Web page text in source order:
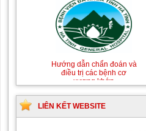
Hướng dẫn chẩn đoán và
xử trí Hồi sức tích cực
thuật Chuyên khoa Phẫu
thuật Tiết niệu
LIÊN KẾT WEBSITE